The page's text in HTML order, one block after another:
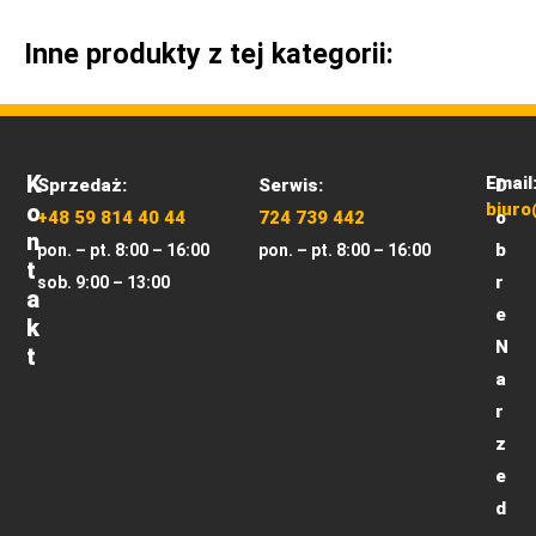
Inne produkty z tej kategorii:
K
O
N
T
A
K
T
Sprzedaż:
+48 59 814 40 44
pon. – pt. 8:00 – 16:00
sob. 9:00 – 13:00
Serwis:
724 739 442
pon. – pt. 8:00 – 16:00
Email:
D
o
b
r
e
N
a
r
z
e
d